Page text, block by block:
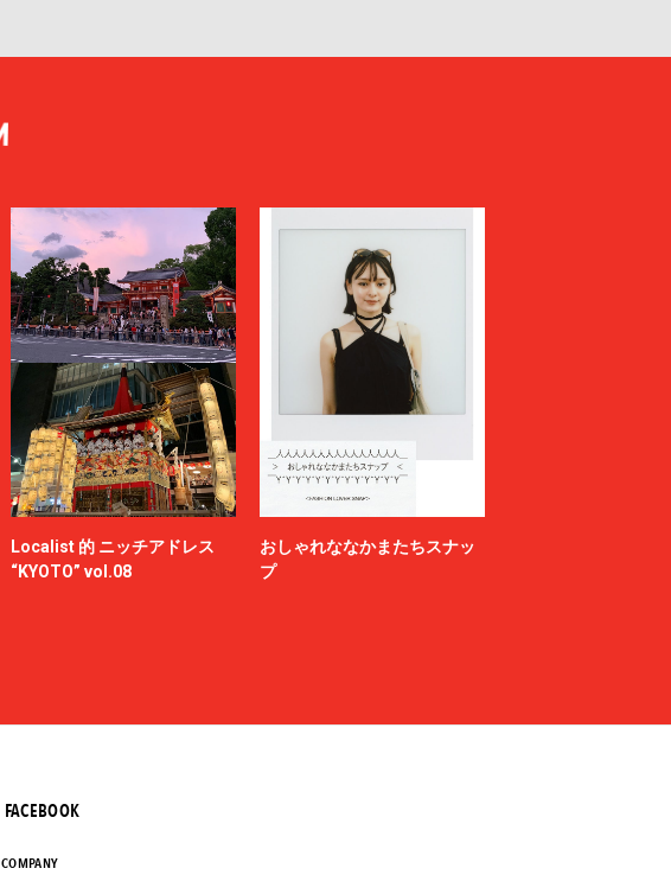
Localist 的 ニッチアドレス
“KYOTO” vol.08
おしゃれななかまたちスナッ
プ
FACEBOOK
COMPANY